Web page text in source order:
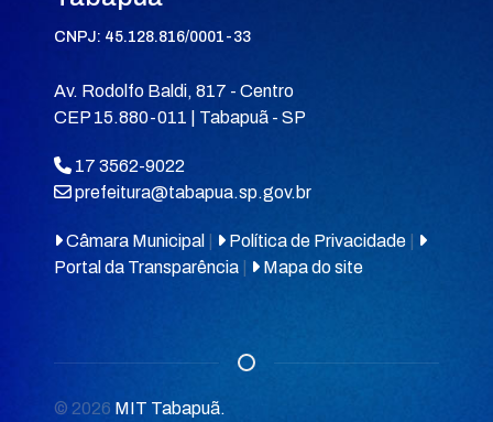
CNPJ: 45.128.816/0001-33
Av. Rodolfo Baldi, 817 - Centro
CEP 15.880-011 | Tabapuã - SP
17 3562-9022
prefeitura@tabapua.sp.gov.br
Câmara Municipal Política de Privacidade
Portal da Transparência
Mapa do site
© 2026 MIT Tabapuã.